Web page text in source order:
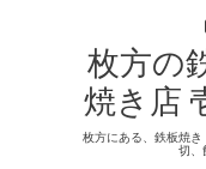
枚方の
焼き店
枚方にある、鉄板焼
切、